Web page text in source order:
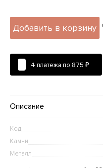
Добавить в корзину
4 платежа по 875 ₽
Описание
Код
Камни
Металл